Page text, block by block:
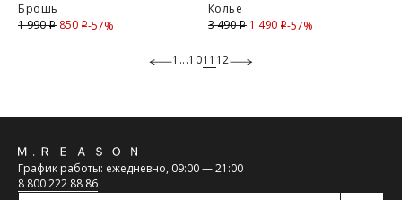
Брошь
1 990i 850 iСкидка
-57%
Колье
3 490i 1 490 iСкидка
-57%
1 ...1011 12
Обратная
связь
График работы: ежедневно, 09:00 — 21:00
8 800 222 88 86